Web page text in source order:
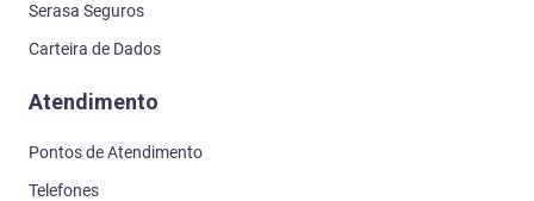
Serasa Seguros
Carteira de Dados
Atendimento
Pontos de Atendimento
Telefones